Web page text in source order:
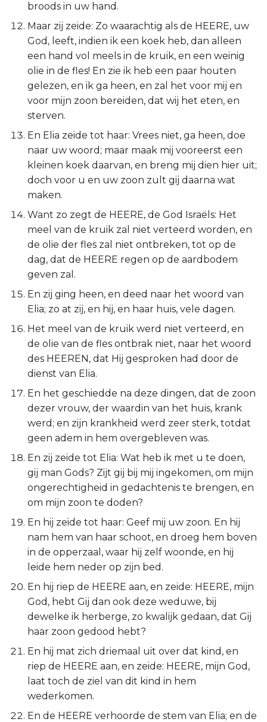
2 Petrus
1 Johannes
2 Johannes
3 Johannes
Openbaring
broods in uw hand.
Maar zij zeide: Zo waarachtig als de HEERE, uw
God, leeft, indien ik een koek heb, dan alleen
een hand vol meels in de kruik, en een weinig
olie in de fles! En zie ik heb een paar houten
gelezen, en ik ga heen, en zal het voor mij en
voor mijn zoon bereiden, dat wij het eten, en
sterven.
En Elia zeide tot haar: Vrees niet, ga heen, doe
naar uw woord; maar maak mij vooreerst een
kleinen koek daarvan, en breng mij dien hier uit;
doch voor u en uw zoon zult gij daarna wat
maken.
Want zo zegt de HEERE, de God Israëls: Het
meel van de kruik zal niet verteerd worden, en
de olie der fles zal niet ontbreken, tot op de
dag, dat de HEERE regen op de aardbodem
geven zal.
En zij ging heen, en deed naar het woord van
Elia; zo at zij, en hij, en haar huis, vele dagen.
Het meel van de kruik werd niet verteerd, en
de olie van de fles ontbrak niet, naar het woord
des HEEREN, dat Hij gesproken had door de
dienst van Elia.
En het geschiedde na deze dingen, dat de zoon
dezer vrouw, der waardin van het huis, krank
werd; en zijn krankheid werd zeer sterk, totdat
geen adem in hem overgebleven was.
En zij zeide tot Elia: Wat heb ik met u te doen,
gij man Gods? Zijt gij bij mij ingekomen, om mijn
ongerechtigheid in gedachtenis te brengen, en
om mijn zoon te doden?
En hij zeide tot haar: Geef mij uw zoon. En hij
nam hem van haar schoot, en droeg hem boven
in de opperzaal, waar hij zelf woonde, en hij
leide hem neder op zijn bed.
En hij riep de HEERE aan, en zeide: HEERE, mijn
God, hebt Gij dan ook deze weduwe, bij
dewelke ik herberge, zo kwalijk gedaan, dat Gij
haar zoon gedood hebt?
En hij mat zich driemaal uit over dat kind, en
riep de HEERE aan, en zeide: HEERE, mijn God,
laat toch de ziel van dit kind in hem
wederkomen.
En de HEERE verhoorde de stem van Elia; en de